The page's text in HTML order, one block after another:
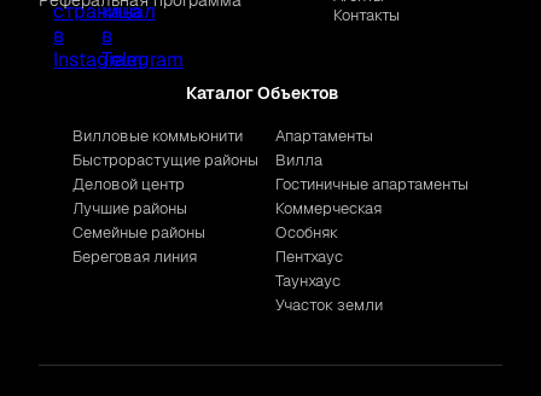
Контакты
Каталог Объектов
Вилловые коммьюнити
Быстрорастущие районы
Деловой центр
Лучшие районы
Семейные районы
Береговая линия
Апартаменты
Вилла
Гостиничные апартаменты
Коммерческая
Особняк
Пентхаус
Таунхаус
Участок земли